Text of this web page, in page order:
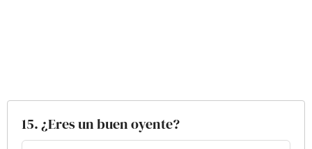
15. ¿Eres un buen oyente?